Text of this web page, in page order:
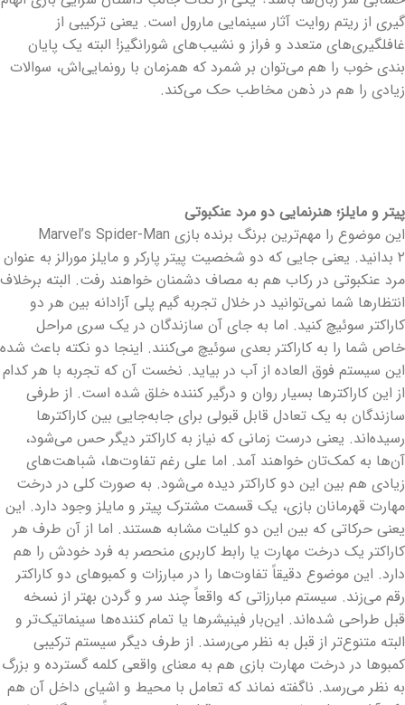
گیری از ریتم روایت آثار سینمایی مارول است. یعنی ترکیبی از
غافلگیری‌های متعدد و فراز و نشیب‌های شورانگیز! البته یک پایان
بندی خوب را هم می‌توان بر شمرد که همزمان با رونمایی‌اش، سوالات
زیادی را هم در ذهن مخاطب حک می‌کند.
پیتر و مایلز؛ هنرنمایی دو مرد عنکبوتی
این موضوع را مهم‌ترین برنگ برنده بازی Marvel’s Spider-Man
۲ بدانید. یعنی جایی که دو شخصیت پیتر پارکر و مایلز مورالز به عنوان
مرد عنکبوتی در رکاب هم به مصاف دشمنان خواهند رفت. البته برخلاف
انتظارها شما نمی‌توانید در خلال تجربه گیم پلی آزادانه بین هر دو
کاراکتر سوئیچ کنید. اما به جای آن سازندگان در یک سری مراحل
خاص شما را به کاراکتر بعدی سوئیچ می‌کنند. اینجا دو نکته باعث شده
این سیستم فوق العاده از آب در بیاید. نخست آن که تجربه با هر کدام
از این کاراکترها بسیار روان و درگیر کننده خلق شده است. از طرفی
سازندگان به یک تعادل قابل قبولی برای جابه‌جایی بین کاراکترها
رسیده‌اند. یعنی درست زمانی که نیاز به کاراکتر دیگر حس می‌شود،
آن‌ها به کمک‌تان خواهند آمد. اما علی رغم تفاوت‌ها، شباهت‌های
زیادی هم بین این دو کاراکتر دیده می‌شود. به صورت کلی در درخت
مهارت قهرمانان بازی، یک قسمت مشترک پیتر و مایلز وجود دارد. این
یعنی حرکاتی که بین این دو کلیات مشابه هستند. اما از آن طرف هر
کاراکتر یک درخت مهارت یا رابط کاربری منحصر به فرد خودش را هم
دارد. این موضوع دقیقاً تفاوت‌ها را در مبارزات و کمبوهای دو کاراکتر
رقم می‌زند. سیستم مبارزاتی که واقعاً چند سر و گردن بهتر از نسخه
قبل طراحی شده‌اند. این‌بار فینیشرها یا تمام کننده‌ها سینماتیک‌تر و
البته متنوع‌تر از قبل به نظر می‌رسند. از طرف دیگر سیستم ترکیبی
کمبوها در درخت مهارت بازی هم به معنای واقعی کلمه گسترده و بزرگ
به نظر می‌رسد. ناگفته نماند که تعامل با محیط و اشیای داخل آن هم